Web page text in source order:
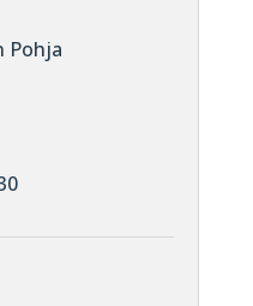
Pohja